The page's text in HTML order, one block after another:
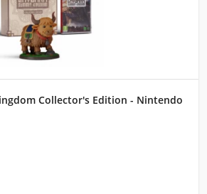
Collector's Edition - Nintendo